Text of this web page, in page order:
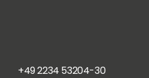
+49 2234 53204-30